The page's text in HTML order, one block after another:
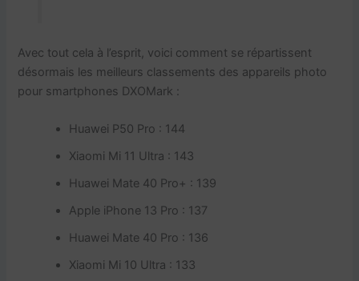
Avec tout cela à l’esprit, voici comment se répartissent
désormais les meilleurs classements des appareils photo
pour smartphones DXOMark :
Huawei P50 Pro : 144
Xiaomi Mi 11 Ultra : 143
Huawei Mate 40 Pro+ : 139
Apple iPhone 13 Pro : 137
Huawei Mate 40 Pro : 136
Xiaomi Mi 10 Ultra : 133